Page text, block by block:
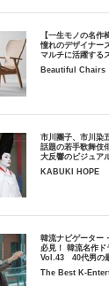
【一生モノの名作
憧れのデザイナー
マルチに活躍する
Beautiful Chairs
市川團子、市川染
話題の若手歌舞伎
大反響のビジュア
KABUKI HOPE
韓流ナビゲーター
必見！ 韓流名作ド
Vol.43 40代男の
The Best K-